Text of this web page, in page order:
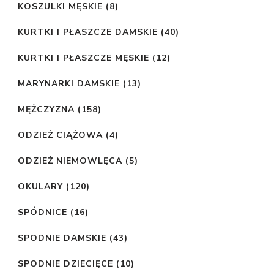
KOSZULKI MĘSKIE (8)
KURTKI I PŁASZCZE DAMSKIE (40)
KURTKI I PŁASZCZE MĘSKIE (12)
MARYNARKI DAMSKIE (13)
MĘŻCZYZNA (158)
ODZIEŻ CIĄŻOWA (4)
ODZIEŻ NIEMOWLĘCA (5)
OKULARY (120)
SPÓDNICE (16)
SPODNIE DAMSKIE (43)
SPODNIE DZIECIĘCE (10)